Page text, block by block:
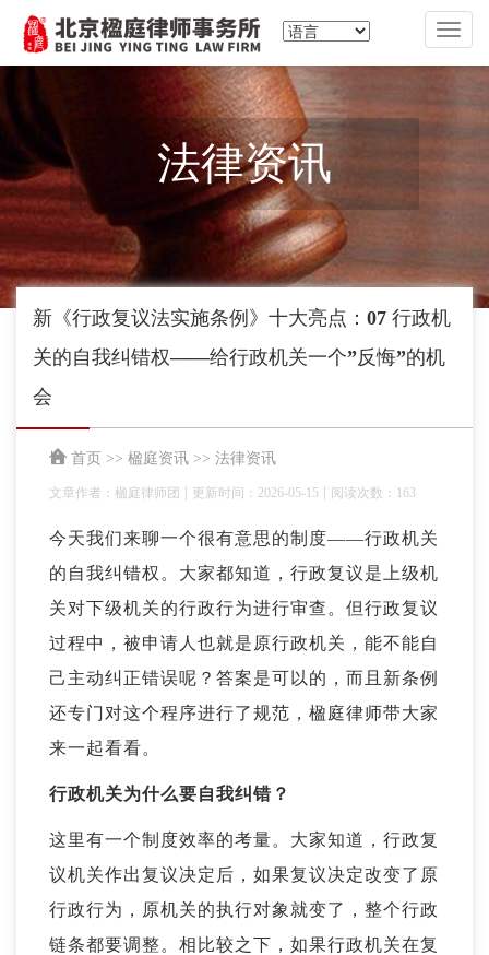
切
换
导
法律资讯
新《行政复议法实施条例》十大亮点：07 行政机
关的自我纠错权——给行政机关一个”反悔”的机
会
首页 >> 楹庭资讯 >> 法律资讯
文章作者：楹庭律师团 更新时间：2026-05-15 阅读次数：163
今天我们来聊一个很有意思的制度——行政机关
的自我纠错权。大家都知道，行政复议是上级机
关对下级机关的行政行为进行审查。但行政复议
过程中，被申请人也就是原行政机关，能不能自
己主动纠正错误呢？答案是可以的，而且新条例
还专门对这个程序进行了规范，楹庭律师带大家
来一起看看。
行政机关为什么要自我纠错？
这里有一个制度效率的考量。大家知道，行政复
议机关作出复议决定后，如果复议决定改变了原
行政行为，原机关的执行对象就变了，整个行政
链条都要调整。相比较之下，如果行政机关在复